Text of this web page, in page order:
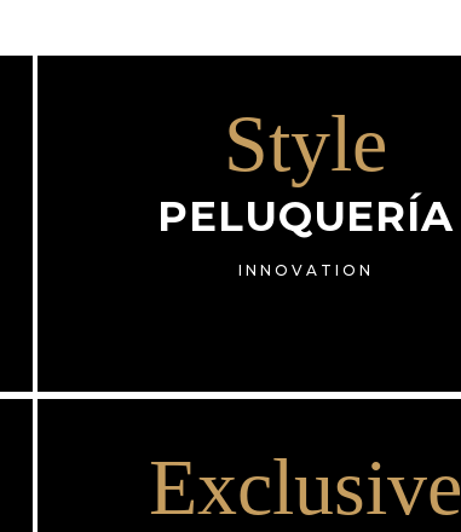
Style
PELUQUERÍA
INNOVATION
Exclusive